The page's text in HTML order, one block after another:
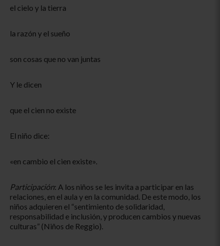
el cielo y la tierra
la razón y el sueño
son cosas que no van juntas
Y le dicen
que el cien no existe
El niño dice:
«en cambio el cien existe».
Participación: A los niños se les invita a participar en las
relaciones, en el aula y en la comunidad. De este modo, los
niños adquieren el “sentimiento de solidaridad,
responsabilidad e inclusión, y producen cambios y nuevas
culturas” (Niños de Reggio).